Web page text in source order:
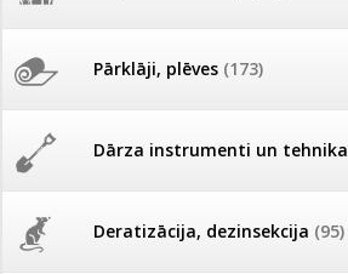
Pārklāji, plēves (173)
Dārza instrumenti un tehnika
Deratizācija, dezinsekcija (95)
Tomātu sēklu katalogs
Tagad Vitrol GB arī 20kg
iepakojumā!
Tomātu diena 21.augustā